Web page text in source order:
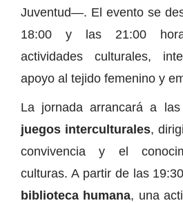
Juventud—. El evento se
18:00 y las 21:00
actividades culturales,
apoyo al tejido femenino y
La jornada arrancará a
juegos interculturales,
convivencia y el
culturas. A partir de las
biblioteca humana, una